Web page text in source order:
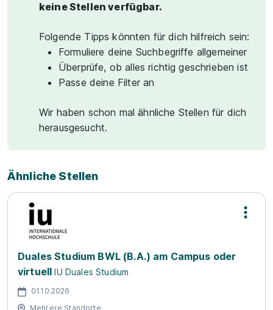
keine Stellen verfügbar.
Folgende Tipps könnten für dich hilfreich sein:
Formuliere deine Suchbegriffe allgemeiner
Überprüfe, ob alles richtig geschrieben ist
Passe deine Filter an
Wir haben schon mal ähnliche Stellen für dich
herausgesucht.
Ähnliche Stellen
Duales Studium BWL (B.A.) am Campus oder
virtuell IU Duales Studium
01.10.2026
Mehrere Standorte